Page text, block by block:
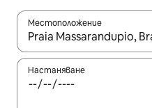
Местоположение
Когато резултатите се
Настаняване